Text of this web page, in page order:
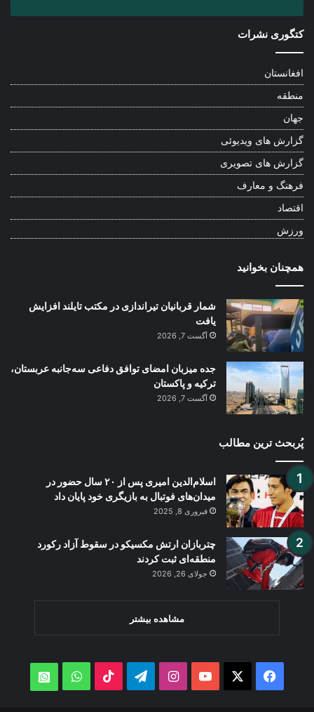
کتگوری نشرات
افغانستان
منطقه
جهان
گزارش های ویدیوئی
گزارش های تصویری
فرهنگ و معارف
اقتصاد
ورزش
همچنان بخوانید
شمار قربانیان تیراندازی در مکتب تایلند افزایش
یافت
آگست 7, 2026
جده میزبان امضای توافق دفاعی سه‌جانبه عربستان،
ترکیه و پاکستان
آگست 7, 2026
پُربحث ترین مطالب
اسلام‌الدین امیری پس از ۲۰ سال حضور در
میدان‌های فوتبال به بازیگری خود پایان داد
فبروری 8, 2025
چتربازان ارتش مکسیکو در سقوط آزاد رکورد
منطقه‌ای ثبت کردند
جولای 26, 2026
مشاهده بیشتر
Facebook
YouTube
Instagram
Telegram
TikTok
WhatsApp